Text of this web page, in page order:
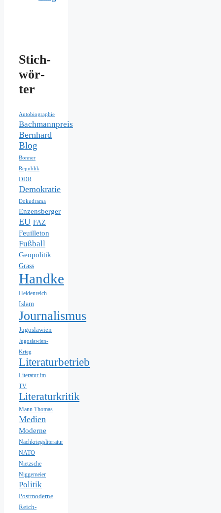
Stich­
wör­
ter
Autobiographie
Bachmannpreis
Bernhard
Blog
Bonner
Republik
DDR
Demokratie
Dokudrama
Enzensberger
EU FAZ
Feuilleton
Fußball
Geopolitik
Grass
Handke
Heidenreich
Islam
Journalismus
Jugoslawien
Jugoslawien-
Krieg
Literaturbetrieb
Literatur im
TV
Literaturkritik
Mann Thomas
Medien
Moderne
Nachkriegsliteratur
NATO
Nietzsche
Niggemeier
Politik
Postmoderne
Reich-